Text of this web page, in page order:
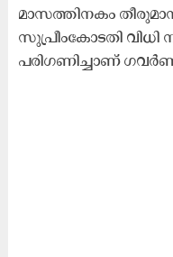
മാസത്തിനകം
സുപ്രീംകോടതി
പരിഗണിച്ചാണ്